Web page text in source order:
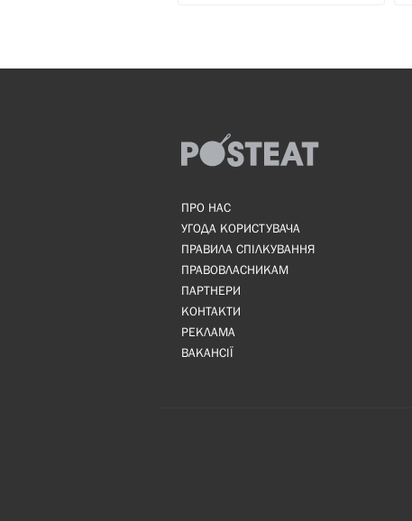
ПРО НАС
УГОДА КОРИСТУВАЧА
ПРАВИЛА СПІЛКУВАННЯ
ПРАВОВЛАСНИКАМ
ПАРТНЕРИ
КОНТАКТИ
РЕКЛАМА
ВАКАНСІЇ